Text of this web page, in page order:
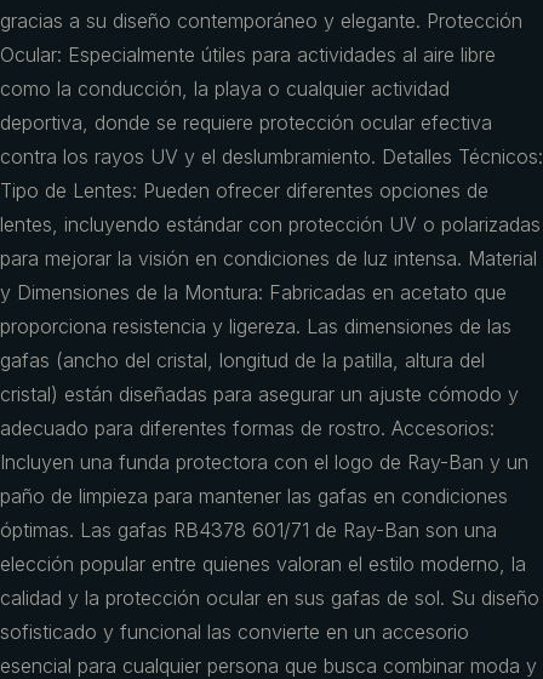
gracias a su diseño contemporáneo y elegante. Protección
Ocular: Especialmente útiles para actividades al aire libre
como la conducción, la playa o cualquier actividad
deportiva, donde se requiere protección ocular efectiva
contra los rayos UV y el deslumbramiento. Detalles Técnicos:
Tipo de Lentes: Pueden ofrecer diferentes opciones de
lentes, incluyendo estándar con protección UV o polarizadas
para mejorar la visión en condiciones de luz intensa. Material
y Dimensiones de la Montura: Fabricadas en acetato que
proporciona resistencia y ligereza. Las dimensiones de las
gafas (ancho del cristal, longitud de la patilla, altura del
cristal) están diseñadas para asegurar un ajuste cómodo y
adecuado para diferentes formas de rostro. Accesorios:
Incluyen una funda protectora con el logo de Ray-Ban y un
paño de limpieza para mantener las gafas en condiciones
óptimas. Las gafas RB4378 601/71 de Ray-Ban son una
elección popular entre quienes valoran el estilo moderno, la
calidad y la protección ocular en sus gafas de sol. Su diseño
sofisticado y funcional las convierte en un accesorio
esencial para cualquier persona que busca combinar moda y